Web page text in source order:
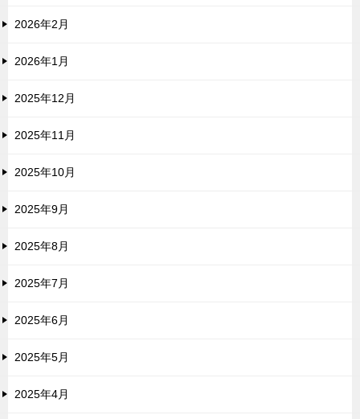
2026年2月
2026年1月
2025年12月
2025年11月
2025年10月
2025年9月
2025年8月
2025年7月
2025年6月
2025年5月
2025年4月